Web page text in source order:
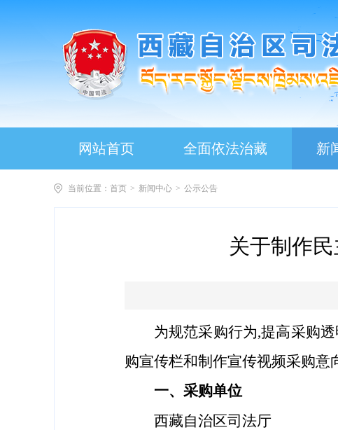
网站首页 全面依法治藏 新
当前位置： 首页 > 新闻中心 > 公示公告
关于制作
为规范采购行为,提高采购
购宣传栏和制作宣传视频采购意
一、 采购单位
西藏自治区司法厅